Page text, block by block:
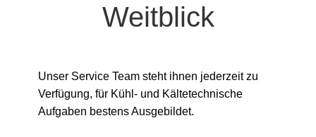
Weitblick
Unser Service Team steht ihnen jederzeit zu
Verfügung, für Kühl- und Kältetechnische
Aufgaben bestens Ausgebildet.